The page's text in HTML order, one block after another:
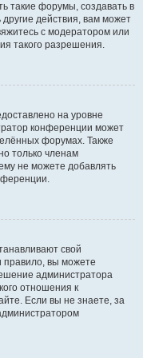
такие форумы, создавать в
действия, вам может
с модератором или
такого разрешения.
на уровне
конференции может
форумах. Также
только членам
не можете добавлять
свой
правило, вы можете
администратора
отношения к
Если вы не знаете, за